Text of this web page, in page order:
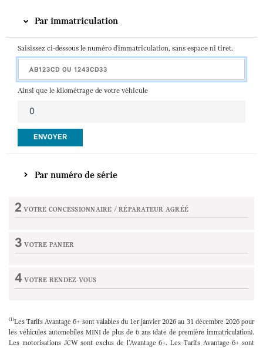
Par immatriculation
Saisissez ci-dessous le numéro d'immatriculation, sans espace ni tiret.
Ainsi que le kilométrage de votre véhicule
ENVOYER
Par numéro de série
2 VOTRE CONCESSIONNAIRE / RÉPARATEUR AGRÉÉ
3 VOTRE PANIER
4 VOTRE RENDEZ-VOUS
(1)Les Tarifs Avantage 6+ sont valables du 1er janvier 2026 au 31 décembre 2026 pour
les véhicules automobiles MINI de plus de 6 ans (date de première immatriculation).
Les motorisations JCW sont exclus de l’Avantage 6+. Les Tarifs Avantage 6+ sont